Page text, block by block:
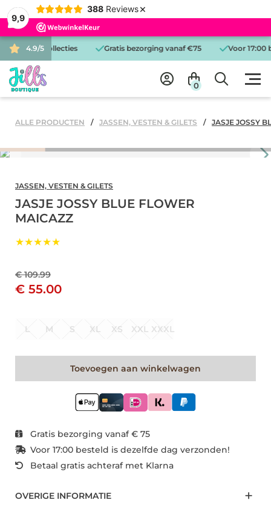
9,9
388 Reviews ×
4.9/5
items en collecties Gratis bezorging vanaf €75 Voor 17:00
0
ALLE PRODUCTEN JASSEN, VESTEN & GILETS JASJE JOSSY
JASSEN, VESTEN & GILETS
JASJE JOSSY BLUE FLOWER
MAICAZZ
★★★★★
€ 109.99
€ 55.00
L M S XL XS XXL XXXL
Toevoegen aan winkelwagen
Gratis bezorging vanaf € 75
Voor 17:00 besteld is dezelfde dag verzonden!
Betaal gratis achteraf met Klarna
OVERIGE INFORMATIE